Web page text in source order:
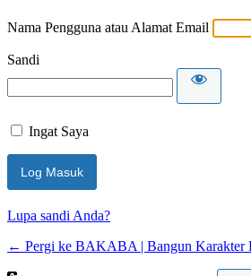
Nama Pengguna atau Alamat Email
Sandi
Ingat Saya
Lupa sandi Anda?
← Pergi ke BAKABA | Bangun Karakter